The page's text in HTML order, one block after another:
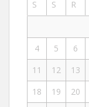
S
S R
4
5 6
11
12 13
18
19 20